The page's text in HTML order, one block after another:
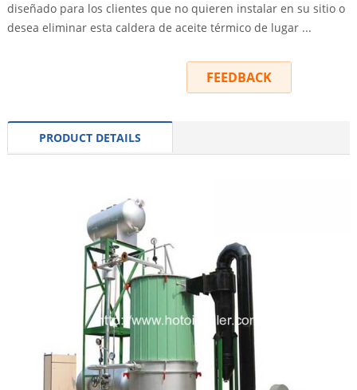
diseñado para los clientes que no quieren instalar en su sitio o
desea eliminar esta caldera de aceite térmico de lugar ...
FEEDBACK
PRODUCT DETAILS